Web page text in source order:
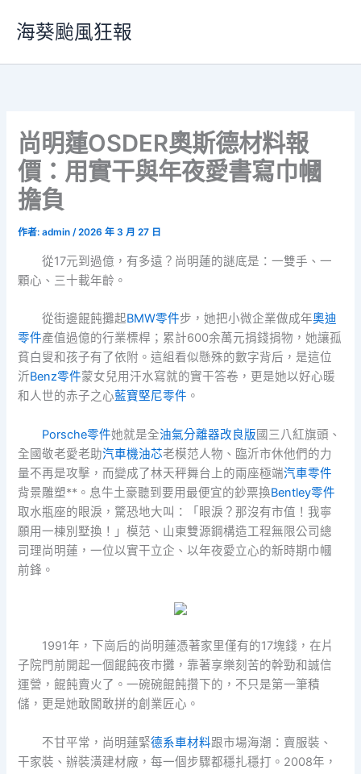
要
海葵颱風狂報
尚明蓮OSDER奧斯德材料報
價：用實干與年夜愛書寫巾幗
擔負
作者:admin/2026 年 3 月 27 日
從17元到過億，有多遠？尚明蓮的謎底是：一雙手、一
顆心、三十載年齡。
從街邊餛飩攤起BMW零件步，她把小微企業做成年奧迪
零件產值過億的行業標桿；累計600余萬元捐錢捐物，她讓孤
貧白叟和孩子有了依附。這組看似懸殊的數字背后，是這位
沂Benz零件蒙女兒用汗水寫就的實干答卷，更是她以好心暖
和人世的赤子之心藍寶堅尼零件 。
Porsche零件她就是全油氣分離器改良版國三八紅旗頭、
全國敬老愛老助汽車機油芯老模范人物、臨沂市休他們的力
量不再是攻擊，而變成了林天秤舞台上的兩座極端汽車零件
背景雕塑**。息牛土豪聽到要用最便宜的鈔票換Bentley零件
取水瓶座的眼淚，驚恐地大叫：「眼淚？那沒有市值！我寧
願用一棟別墅換！」模范、山東雙源鋼構造工程無限公司總
司理尚明蓮，一位以實干立企、以年夜愛立心的新時期巾幗
前鋒。
1991年，下崗后的尚明蓮憑著家里僅有的17塊錢，在片
子院門前開起一個餛飩夜市攤，靠著享樂刻苦的幹勁和誠信
運營，餛飩賣火了。一碗碗餛飩攢下的，不只是第一筆積
儲，更是她敢闖敢拼的創業匠心。
不甘平常，尚明蓮緊德系車材料跟市場海潮：賣服裝、
干家裝、辦裝潢建材廠，每一個步驟都穩扎穩打。2008年，